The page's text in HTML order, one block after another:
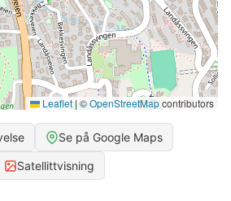
Leaflet | ©OpenStreetMapcontributors
Se på Google Maps
Satellittvisning